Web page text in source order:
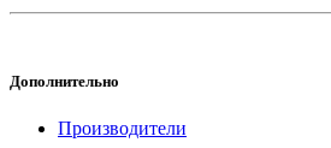
Дополнительно
Производители